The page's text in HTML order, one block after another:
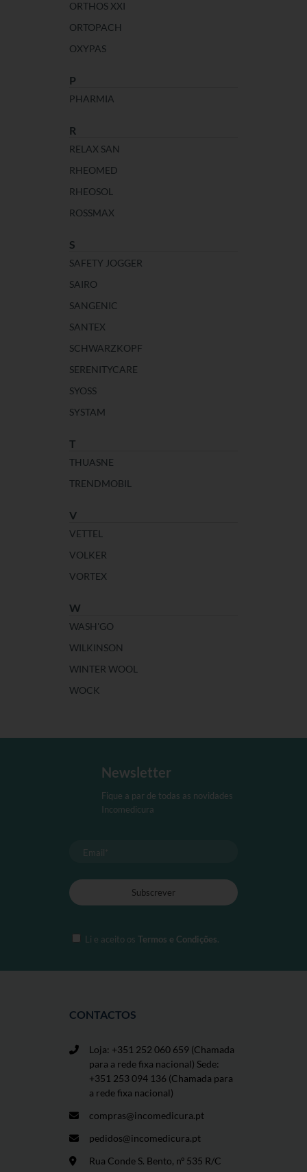
ORTHOS XXI
ORTOPACH
OXYPAS
P
PHARMIA
R
RELAX SAN
RHEOMED
RHEOSOL
ROSSMAX
S
SAFETY JOGGER
SAIRO
SANGENIC
SANTEX
SCHWARZKOPF
SERENITYCARE
SYOSS
SYSTAM
T
THUASNE
TRENDMOBIL
V
VETTEL
VOLKER
VORTEX
W
WASH'GO
WILKINSON
WINTER WOOL
WOCK
Newsletter
Fique a par de todas as novidades
Incomedicura
Li e aceito os Termos e Condições.
CONTACTOS
Loja: +351 252 060 659 (Chamada
para a rede fixa nacional) Sede:
+351 253 094 136 (Chamada para
a rede fixa nacional)
compras@incomedicura.pt
pedidos@incomedicura.pt
Rua Conde S. Bento, nº 535 R/C